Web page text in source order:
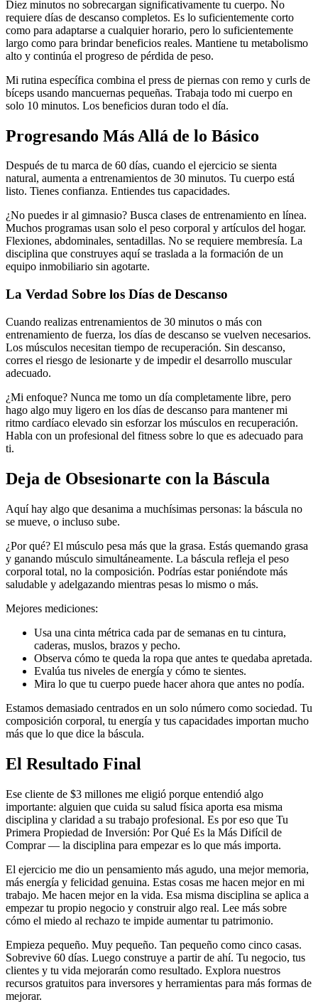
Diez minutos no sobrecargan significativamente tu cuerpo. No
requiere días de descanso completos. Es lo suficientemente corto
como para adaptarse a cualquier horario, pero lo suficientemente
largo como para brindar beneficios reales. Mantiene tu metabolismo
alto y continúa el progreso de pérdida de peso.
Mi rutina específica combina el press de piernas con remo y curls de
bíceps usando mancuernas pequeñas. Trabaja todo mi cuerpo en
solo 10 minutos. Los beneficios duran todo el día.
Progresando Más Allá de lo Básico
Después de tu marca de 60 días, cuando el ejercicio se sienta
natural, aumenta a entrenamientos de 30 minutos. Tu cuerpo está
listo. Tienes confianza. Entiendes tus capacidades.
¿No puedes ir al gimnasio? Busca clases de entrenamiento en línea.
Muchos programas usan solo el peso corporal y artículos del hogar.
Flexiones, abdominales, sentadillas. No se requiere membresía. La
disciplina que construyes aquí se traslada a la formación de un
equipo inmobiliario sin agotarte.
La Verdad Sobre los Días de Descanso
Cuando realizas entrenamientos de 30 minutos o más con
entrenamiento de fuerza, los días de descanso se vuelven necesarios.
Los músculos necesitan tiempo de recuperación. Sin descanso,
corres el riesgo de lesionarte y de impedir el desarrollo muscular
adecuado.
¿Mi enfoque? Nunca me tomo un día completamente libre, pero
hago algo muy ligero en los días de descanso para mantener mi
ritmo cardíaco elevado sin esforzar los músculos en recuperación.
Habla con un profesional del fitness sobre lo que es adecuado para
ti.
Deja de Obsesionarte con la Báscula
Aquí hay algo que desanima a muchísimas personas: la báscula no
se mueve, o incluso sube.
¿Por qué? El músculo pesa más que la grasa. Estás quemando grasa
y ganando músculo simultáneamente. La báscula refleja el peso
corporal total, no la composición. Podrías estar poniéndote más
saludable y adelgazando mientras pesas lo mismo o más.
Mejores mediciones:
Usa una cinta métrica cada par de semanas en tu cintura,
caderas, muslos, brazos y pecho.
Observa cómo te queda la ropa que antes te quedaba apretada.
Evalúa tus niveles de energía y cómo te sientes.
Mira lo que tu cuerpo puede hacer ahora que antes no podía.
Estamos demasiado centrados en un solo número como sociedad. Tu
composición corporal, tu energía y tus capacidades importan mucho
más que lo que dice la báscula.
El Resultado Final
Ese cliente de $3 millones me eligió porque entendió algo
importante: alguien que cuida su salud física aporta esa misma
disciplina y claridad a su trabajo profesional. Es por eso que Tu
Primera Propiedad de Inversión: Por Qué Es la Más Difícil de
Comprar — la disciplina para empezar es lo que más importa.
El ejercicio me dio un pensamiento más agudo, una mejor memoria,
más energía y felicidad genuina. Estas cosas me hacen mejor en mi
trabajo. Me hacen mejor en la vida. Esa misma disciplina se aplica a
empezar tu propio negocio y construir algo real. Lee más sobre
cómo el miedo al rechazo te impide aumentar tu patrimonio.
Empieza pequeño. Muy pequeño. Tan pequeño como cinco casas.
Sobrevive 60 días. Luego construye a partir de ahí. Tu negocio, tus
clientes y tu vida mejorarán como resultado. Explora nuestros
recursos gratuitos para inversores y herramientas para más formas de
mejorar.